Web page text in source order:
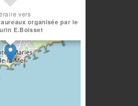
vers
organisée par le
E.Boisset